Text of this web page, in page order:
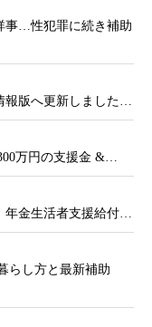
事…性犯罪に続き補助
報版へ更新しました…
万円の支援金 &…
年金生活者支援給付…
らし方と最新補助